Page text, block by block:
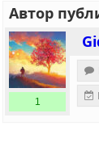
Автор
1